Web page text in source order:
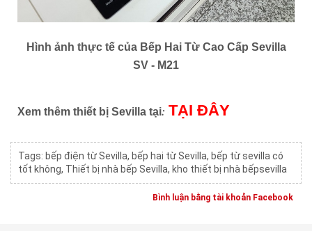
Hình ảnh thực tế của Bếp Hai Từ Cao Cấp Sevilla
SV - M21
Xem thêm thiết bị Sevilla tại: TẠI ĐÂY
Tags: bếp điện từ Sevilla, bếp hai từ Sevilla, bếp từ sevilla có
tốt không, Thiết bị nhà bếp Sevilla, kho thiết bị nhà bếpsevilla
Bình luận bằng tài khoản Facebook